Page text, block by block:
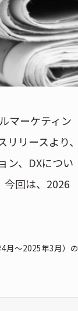
マーケティン
リースより、
ン、DXについ
今回は、2026
月～2025年3月）の